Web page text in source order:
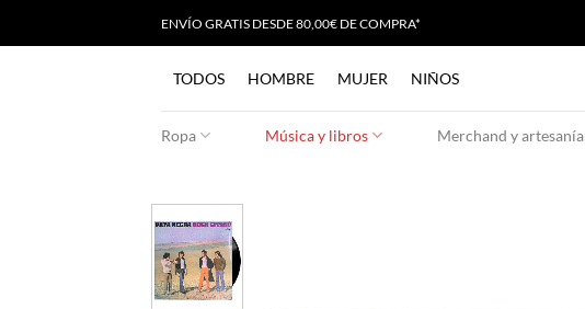
ENVÍO GRATIS DESDE 80,00€ DE COMPRA*
TODOS HOMBRE MUJER NIÑOS
Ropa Música y libros Merchand y artesanía